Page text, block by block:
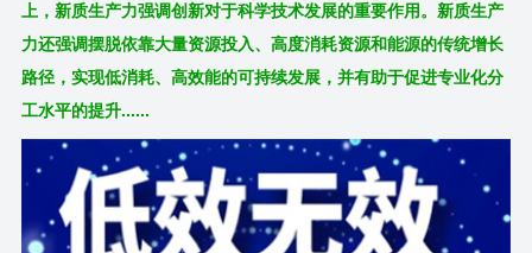
上，新质生产力强调创新对于科学技术发展的重要作用。新质生产
力还强调摆脱依靠大量资源投入、高度消耗资源和能源的传统增长
路径，实现低消耗、高效能的可持续发展，并有助于促进专业化分
工水平的提升......